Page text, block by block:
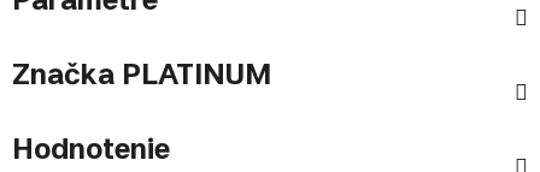
Značka PLATINUM
Hodnotenie